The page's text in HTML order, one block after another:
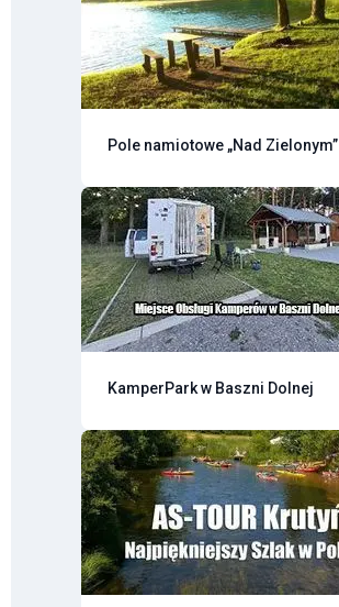
Pole namiotowe „Nad Zielonym”
KamperPark w Baszni Dolnej